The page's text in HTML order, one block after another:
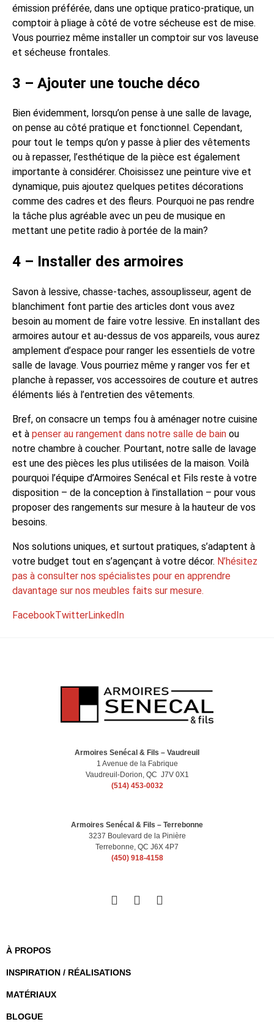
émission préférée, dans une optique pratico-pratique, un
comptoir à pliage à côté de votre sécheuse est de mise.
Vous pourriez même installer un comptoir sur vos laveuse
et sécheuse frontales.
3 – Ajouter une touche déco
Bien évidemment, lorsqu’on pense à une salle de lavage,
on pense au côté pratique et fonctionnel. Cependant,
pour tout le temps qu’on y passe à plier des vêtements
ou à repasser, l’esthétique de la pièce est également
importante à considérer. Choisissez une peinture vive et
dynamique, puis ajoutez quelques petites décorations
comme des cadres et des fleurs. Pourquoi ne pas rendre
la tâche plus agréable avec un peu de musique en
mettant une petite radio à portée de la main?
4 – Installer des armoires
Savon à lessive, chasse-taches, assouplisseur, agent de
blanchiment font partie des articles dont vous avez
besoin au moment de faire votre lessive. En installant des
armoires autour et au-dessus de vos appareils, vous aurez
amplement d’espace pour ranger les essentiels de votre
salle de lavage. Vous pourriez même y ranger vos fer et
planche à repasser, vos accessoires de couture et autres
éléments liés à l’entretien des vêtements.
Bref, on consacre un temps fou à aménager notre cuisine
et à penser au rangement dans notre salle de bain ou
notre chambre à coucher. Pourtant, notre salle de lavage
est une des pièces les plus utilisées de la maison. Voilà
pourquoi l’équipe d’Armoires Senécal et Fils reste à votre
disposition – de la conception à l’installation – pour vous
proposer des rangements sur mesure à la hauteur de vos
besoins.
Nos solutions uniques, et surtout pratiques, s’adaptent à
votre budget tout en s’agençant à votre décor. N’hésitez
pas à consulter nos spécialistes pour en apprendre
davantage sur nos meubles faits sur mesure.
FacebookTwitterLinkedIn
Armoires Senécal & Fils – Vaudreuil
1 Avenue de la Fabrique
Vaudreuil-Dorion, QC J7V 0X1
(514) 453-0032
Armoires Senécal & Fils – Terrebonne
3237 Boulevard de la Pinière
Terrebonne, QC J6X 4P7
(450) 918-4158
À PROPOS
INSPIRATION / RÉALISATIONS
MATÉRIAUX
BLOGUE